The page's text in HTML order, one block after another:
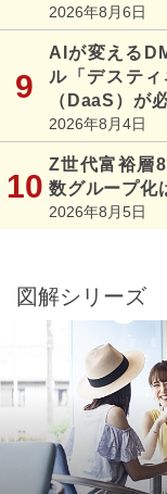
2026年8月6日
AIが変える
ル「デステ
（DaaS）が
2026年8月4日
Z世代富裕層
数グループ
2026年8月5日
図解シリーズ